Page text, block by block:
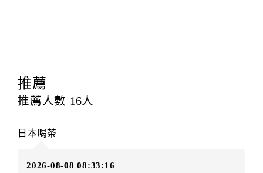
四、訂單異動
提出申辦不得異動訂單。
每筆訂單異動限定
辦理取消退款。
房者應補足差額。（限原訂飯店）
房者不得要求退其差額。（限原訂飯店）
推薦
推薦人數 16人
日本喝茶
2026-08-08 08:33:16